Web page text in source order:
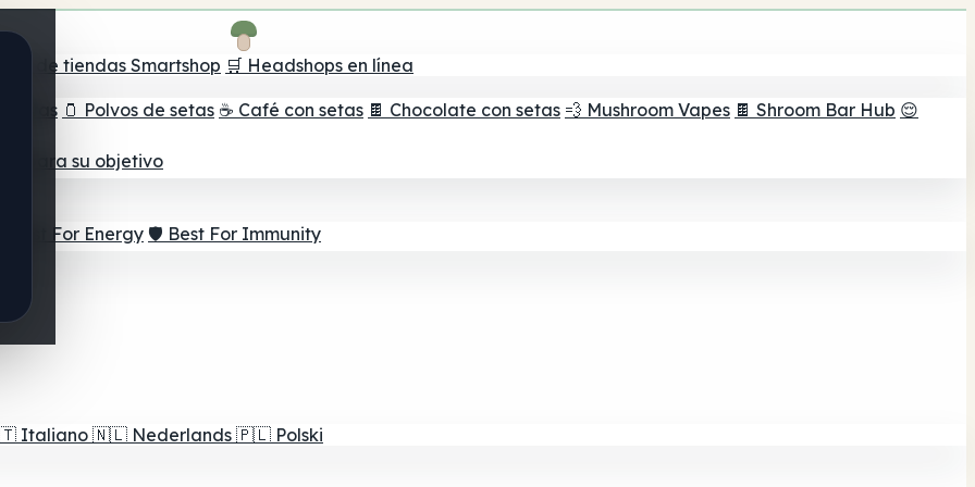
de tiendas Smartshop 🛒 Headshops en línea
setas 🫙 Polvos de setas ☕ Café con setas 🍫 Chocolate con setas 💨 Mushroom Vapes 🍫 Shroom Bar Hub 😌
para su objetivo
⚡ Best For Energy 🛡️ Best For Immunity
Italiano 🇳🇱 Nederlands 🇵🇱 Polski